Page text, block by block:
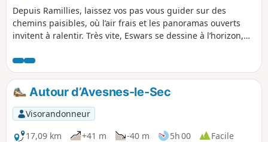
Depuis Ramillies, laissez vos pas vous guider sur des
chemins paisibles, où l’air frais et les panoramas ouverts
invitent à ralentir. Très vite, Eswars se dessine à l’horizon,
typique des campagnes du Cambrésis. En poursuivant vers
Escaudœuvres, le décor s’anime de touches patrimoniales et
d’un héritage industriel discret, offrant un contraste subtil
avec la douceur des paysages traversés. Un itinéraire idéal
pour savourer la simplicité d’une promenade où nature et
histoire s’entrelacent harmonieusement.
Autour d’Avesnes-le-Sec
Visorandonneur
17,09 km
+41 m -40 m 5h 00
Facile